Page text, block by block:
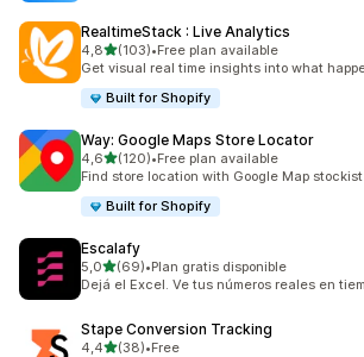
RealtimeStack : Live Analytics
4,8na 5 gwiazdek
(103)
Łączna liczba recenzji: 103
•Free plan available
Get visual real time insights into what
Built for Shopify
Way: Google Maps Store Locator
4,6na 5 gwiazdek
(120)
Łączna liczba recenzji: 120
•Free plan available
Find store location with Google Map
Built for Shopify
Escalafy
5,0na 5 gwiazdek
(69)
Łączna liczba recenzji: 69
•Plan gratis disponible
Dejá el Excel. Ve tus números reales en
Stape Conversion Tracking
4,4na 5 gwiazdek
(38)•Free